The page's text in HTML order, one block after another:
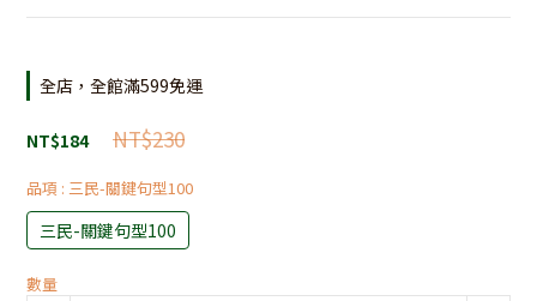
全店，全館滿599免運
NT$230
NT$184
品項 : 三民-關鍵句型100
三民-關鍵句型100
數量